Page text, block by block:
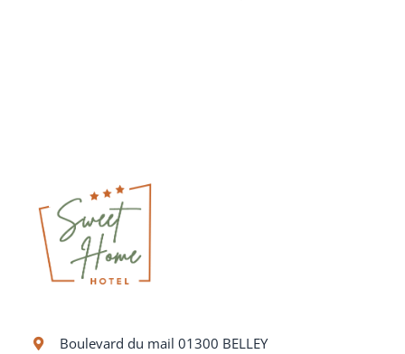
Boulevard du mail 01300 BELLEY